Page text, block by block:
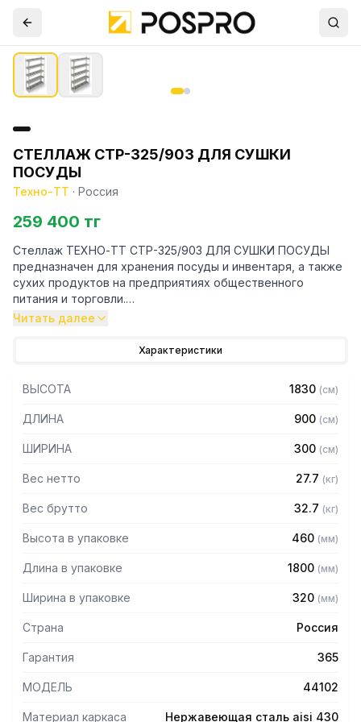
СТЕЛЛАЖ СТР-325/903 ДЛЯ СУШКИ
ПОСУДЫ
Техно-ТТ · Россия
259 400 тг
Стеллаж ТЕХНО-ТТ СТР-325/903 ДЛЯ СУШКИ ПОСУДЫ
предназначен для хранения посуды и инвентаря, а также
сухих продуктов на предприятиях общественного
питания и торговли.
— Разборная конструкция на болтовом соединении
— Каркас из уголка 40х40 нержавеющей стали марки AISI
430 толщиной 2 мм
— Полки из нержавеющей стали марки AISI 430 толщиной
— Поддон из нержавеющей стали марки AISI 304
— Регулируемые опоры
Читать далее
Характеристики
ВЫСОТА 1830 (см)
ДЛИНА 900 (см)
ШИРИНА 300 (см)
Вес нетто 27.7 (кг)
Вес брутто 32.7 (кг)
Высота в упаковке 460 (мм)
Длина в упаковке 1800 (мм)
Ширина в упаковке 320 (мм)
Страна Россия
Гарантия 365
МОДЕЛЬ 44102
Материал каркаса Нержавеющая сталь aisi 430